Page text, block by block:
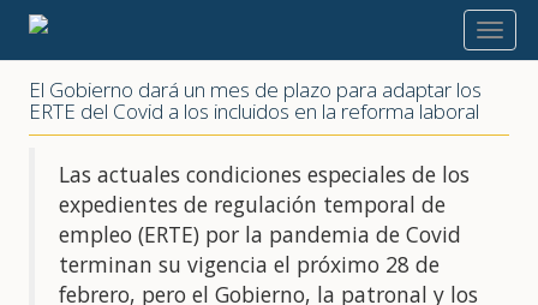
2022
El Gobierno dará un mes de plazo para adaptar los
ERTE del Covid a los incluidos en la reforma laboral
Las actuales condiciones especiales de los
expedientes de regulación temporal de
empleo (ERTE) por la pandemia de Covid
terminan su vigencia el próximo 28 de
febrero, pero el Gobierno, la patronal y los